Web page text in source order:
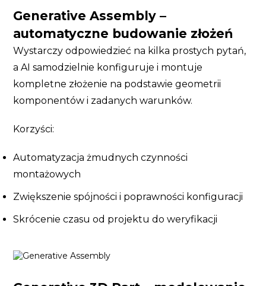
Generative Assembly –
automatyczne budowanie złożeń
Wystarczy odpowiedzieć na kilka prostych pytań,
a AI samodzielnie konfiguruje i montuje
kompletne złożenie na podstawie geometrii
komponentów i zadanych warunków.
Korzyści:
Automatyzacja żmudnych czynności
montażowych
Zwiększenie spójności i poprawności konfiguracji
Skrócenie czasu od projektu do weryfikacji